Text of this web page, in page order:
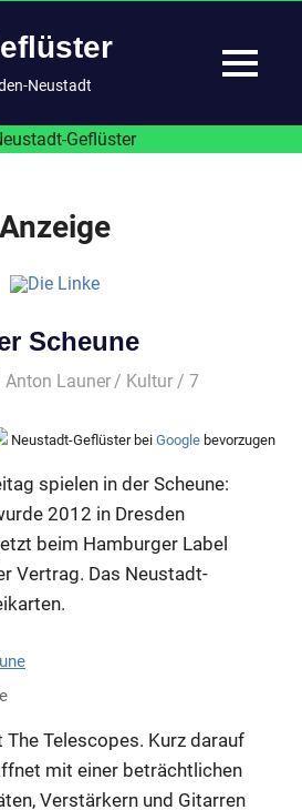
Neustadt MENÜ
Anzeige
Scheune
Anton Launer Kultur / 7
Neustadt-Geflüster bei Google bevorzugen
spielen in der Scheune:
2012 in Dresden
beim Hamburger Label
Vertrag. Das Neustadt-
Telescopes. Kurz darauf
mit einer beträchtlichen
Verstärkern und Gitarren